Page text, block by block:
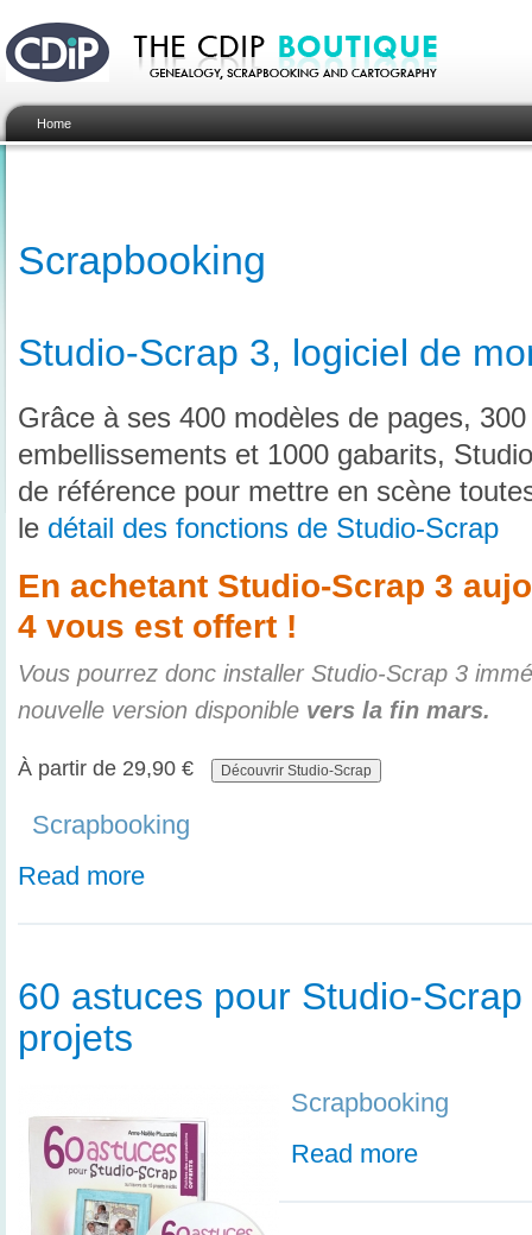
Home
Scrapbooking
Studio-Scrap 3, logiciel de
Grâce à ses 400 modèles de pages,
embellissements et 1000 gabarits,
de référence pour mettre en scène
le détail des fonctions de Studio-Scrap
En achetant Studio-Scrap 3
4 vous est offert !
Vous pourrez donc installer Studio-Scrap 3
nouvelle version disponible vers la fin mars.
À partir de 29,90 €
Scrapbooking
Read more
60 astuces pour Studio-
projets
Scrapbooking
Read more